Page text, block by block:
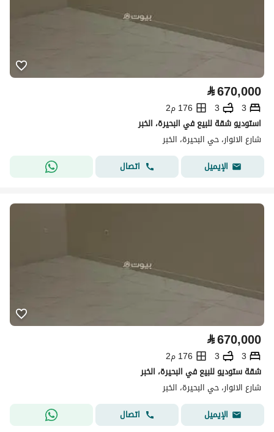
⃁670,000
3
3
176 م2
استوديو شقة للبيع في البحيرة، الخبر
شارع الانوار، حي البحيرة، الخبر
الإيميل
اتصال
⃁670,000
3
3
176 م2
شقة ستوديو للبيع في البحيرة، الخبر
شارع الانوار، حي البحيرة، الخبر
الإيميل
اتصال